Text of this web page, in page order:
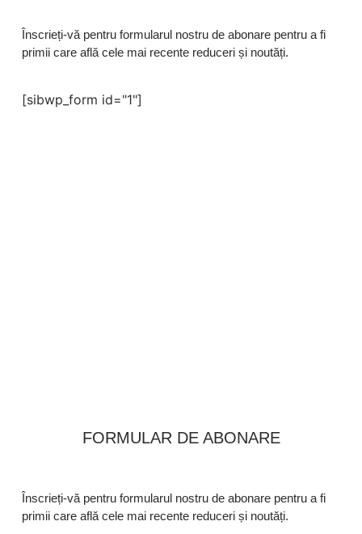
Înscrieți-vă pentru formularul nostru de abonare pentru a fi
primii care află cele mai recente reduceri și noutăți.
[sibwp_form id="1"]
FORMULAR DE ABONARE
Înscrieți-vă pentru formularul nostru de abonare pentru a fi
primii care află cele mai recente reduceri și noutăți.